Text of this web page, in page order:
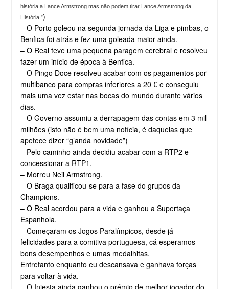
história a Lance Armstrong mas não podem tirar Lance Armstrong da
História.”)
– O Porto goleou na segunda jornada da Liga e pimbas, o
Benfica foi atrás e fez uma goleada maior ainda.
– O Real teve uma pequena paragem cerebral e resolveu
fazer um início de época à Benfica.
– O Pingo Doce resolveu acabar com os pagamentos por
multibanco para compras inferiores a 20 € e conseguiu
mais uma vez estar nas bocas do mundo durante vários
dias.
– O Governo assumiu a derrapagem das contas em 3 mil
milhões (isto não é bem uma notícia, é daquelas que
apetece dizer “g’anda novidade”)
– Pelo caminho ainda decidiu acabar com a RTP2 e
concessionar a RTP1.
– Morreu Neil Armstrong.
– O Braga qualificou-se para a fase do grupos da
Champions.
– O Real acordou para a vida e ganhou a Supertaça
Espanhola.
– Começaram os Jogos Paralímpicos, desde já
felicidades para a comitiva portuguesa, cá esperamos
bons desempenhos e umas medalhitas.
Entretanto enquanto eu descansava e ganhava forças
para voltar à vida.